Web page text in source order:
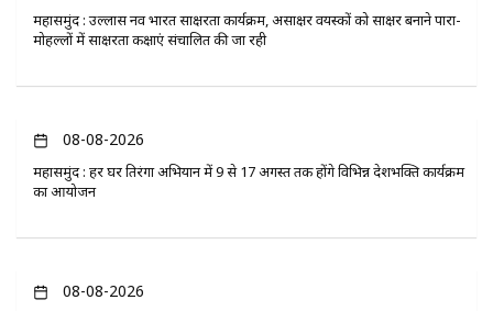
महासमुंद : उल्लास नव भारत साक्षरता कार्यक्रम, असाक्षर वयस्कों को साक्षर बनाने पारा-
मोहल्लों में साक्षरता कक्षाएं संचालित की जा रही
08-08-2026
महासमुंद : हर घर तिरंगा अभियान में 9 से 17 अगस्त तक होंगे विभिन्न देशभक्ति कार्यक्रम
का आयोजन
08-08-2026